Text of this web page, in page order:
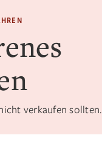
verkaufen sollten.